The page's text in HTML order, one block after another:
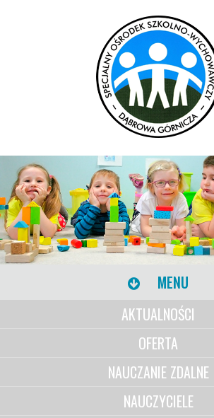
MENU
AKTUALNOŚCI
OFERTA
NAUCZANIE ZDALNE
NAUCZYCIELE